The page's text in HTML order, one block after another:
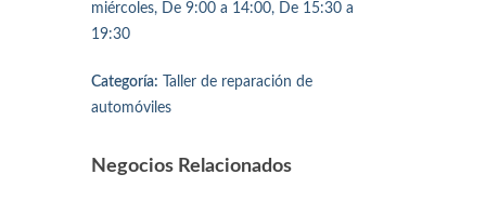
miércoles, De 9:00 a 14:00, De 15:30 a
19:30
Categoría: Taller de reparación de
automóviles
Negocios Relacionados